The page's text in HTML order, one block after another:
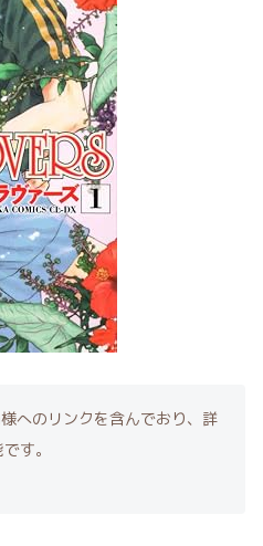
へのリンクを含んでおり、詳
す。